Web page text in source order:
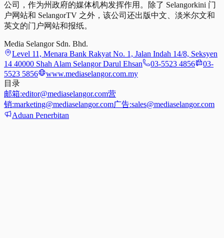
公司，作为州政府的媒体机构发挥作用。除了 Selangorkini 门
户网站和 SelangorTV 之外，该公司还出版中文、淡米尔文和
英文的门户网站和报纸。
Media Selangor Sdn. Bhd.
Level 11, Menara Bank Rakyat No. 1, Jalan Indah 14/8, Seksyen
14 40000 Shah Alam Selangor Darul Ehsan
03-5523 4856
03-
5523 5856
www.mediaselangor.com.my
目录
邮箱:editor@mediaselangor.com营
销:marketing@mediaselangor.com广告:sales@mediaselangor.com
Aduan Penerbitan